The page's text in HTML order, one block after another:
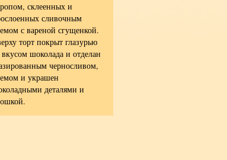
склеенных и
сливочным
с вареной сгущенкой.
торт покрыт глазурью
вкусом шоколада и отделан
черносливом,
и украшен
деталями и